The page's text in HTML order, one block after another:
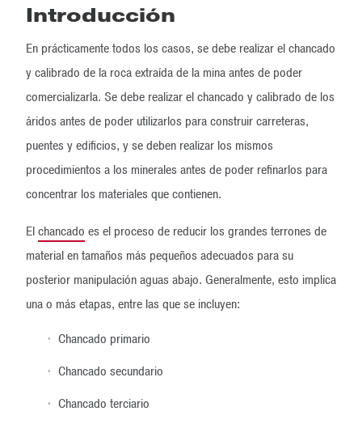
Introducción
En prácticamente todos los casos, se debe realizar el chancado
y calibrado de la roca extraída de la mina antes de poder
comercializarla. Se debe realizar el chancado y calibrado de los
áridos antes de poder utilizarlos para construir carreteras,
puentes y edificios, y se deben realizar los mismos
procedimientos a los minerales antes de poder refinarlos para
concentrar los materiales que contienen.
Elchancado es el proceso de reducir los grandes terrones de
material en tamaños más pequeños adecuados para su
posterior manipulación aguas abajo. Generalmente, esto implica
una o más etapas, entre las que se incluyen:
Chancado primario
Chancado secundario
Chancado terciario